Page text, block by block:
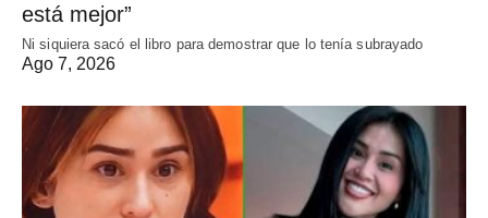
está mejor”
Ni siquiera sacó el libro para demostrar que lo tenía subrayado
Ago 7, 2026